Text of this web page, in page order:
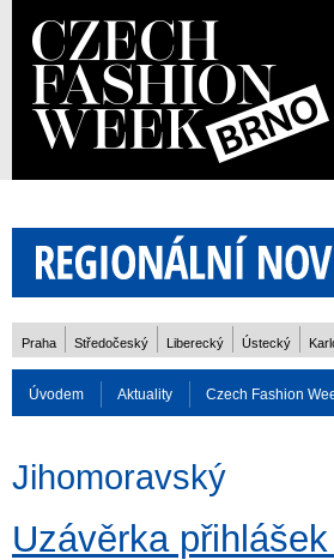
Praha Středočeský Liberecký Ústecký
Úvodem Aktuality Czech Fashion
Rozhovory
Jihomoravský
Uzávěrka